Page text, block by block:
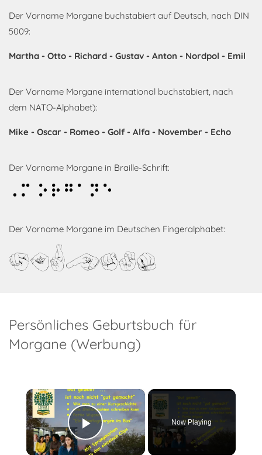
Der Vorname Morgane buchstabiert auf Deutsch, nach DIN
5009:
Martha - Otto - Richard - Gustav - Anton - Nordpol - Emil
Der Vorname Morgane international buchstabiert, nach
dem NATO-Alphabet):
Mike - Oscar - Romeo - Golf - Alfa - November - Echo
Der Vorname Morgane in Braille-Schrift:
Morgane
Der Vorname Morgane im Deutschen Fingeralphabet:
Morgane
Persönliches Geburtsbuch für
Morgane (Werbung)
×
Play Video
Now Playing